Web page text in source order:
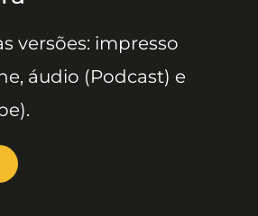
versões: impresso
áudio (Podcast) e